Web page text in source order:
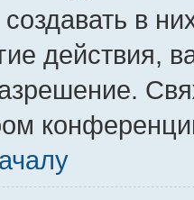
в
действия,